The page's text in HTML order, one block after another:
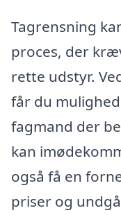
Tagrensning
proces, der
rette udstyr.
får du
fagmand der
kan
også få en
priser og